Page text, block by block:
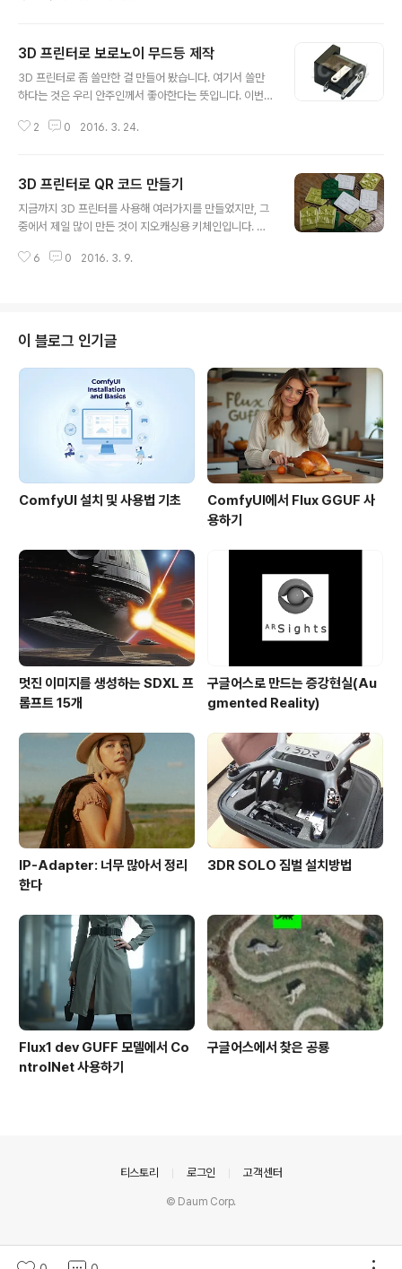
-> Win PC-NC Starter 실행- 언어선택. 기계 선택- Wi
n PC-NC가 STEPCRAFT 머신 파라미터를 사용하여 초
기화됨. 2.3 작동 준비여부 확인 - USB 포트에 있는 LED
관리 지침에 따라 관리했고, Status 1이라면 수동으로 움
3D 프린터로 보로노이 무드등 제작
3D 프린터로 좀 쓸만한 걸 만들어 봤습니다. 여기서 쓸만
하다는 것은 우리 안주인께서 좋아한다는 뜻입니다. 이번
oronoi 램프에서 보이는 기하학적 패던은 기본적으로 3
수직이등분선(3차원의 경우는 수직이등분면)을 생성하여
면을 분할 하는 방법입니다. 좀 복잡하죠. ㅎㅎ 이 램프는 T
hingiverse에서 다운로드 받았습니다. 이 모델의 원래 높
다. 하지만, 저는 17cm 로 출력했습니다. 출력시간은 44
2 0 2016. 3. 24.
3D 프린터로 QR 코드 만들기
지금까지 3D 프린터를 사용해 여러가지를 만들었지만, 그
중에서 제일 많이 만든 것이 지오캐싱용 키체인입니다. 아
치하고, 윗부분에 구멍을 뚫어서 군번줄을 끼워넣도록 했
다. 한꺼번에 6개씩 출력할 수 있도록 만들어 두었습니다.
이걸 제작하면서 사실 많은 시행착오를 거쳤습니다. 지오
캐싱 마크를 3D 모델로 변환하는 과정이 쉽지 않아서 Op
enCAD와 Sketchup을 왔다갔다 해야 했습니다. 무슨 이
야기인지는 아래를 읽어보시면 알 겁니다. 그 다음에는 예
전에 어디론가 사라져버린 지오코..
6 0 2016. 3. 9.
이 블로그 인기글
ComfyUI 설치 및 사용법 기초
ComfyUI에서 Flux GGUF 사
용하기
멋진 이미지를 생성하는 SDXL 프
롬프트 15개
구글어스로 만드는 증강현실(Au
gmented Reality)
IP-Adapter: 너무 많아서 정리
한다
3DR SOLO 짐벌 설치방법
Flux1 dev GUFF 모델에서 Co
ntrolNet 사용하기
구글어스에서 찾은 공룡
티스토리 로그인 고객센터
© Daum Corp.